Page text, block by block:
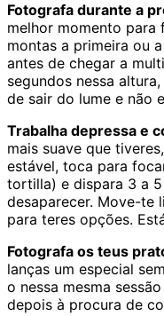
Fotografa durante a
melhor momento
montas a primeira ou
antes de chegar a
segundos nessa
de sair do lume e não
Trabalha depressa e
mais suave que
estável, toca para
tortilla) e dispara 3 a
desaparecer. Move-te
para teres opções.
Fotografa os teus
lanças um especial
o nessa mesma
depois à procura de